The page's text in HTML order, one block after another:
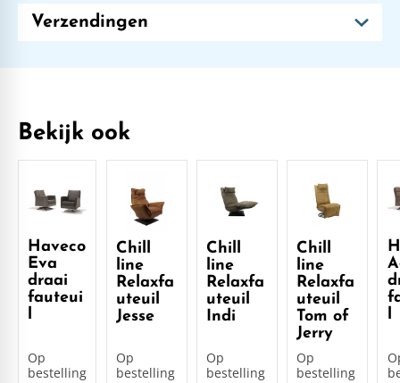
Verzendingen
Bekijk ook
Haveco
Eva
draai
fauteui
Op
bestelling
Chill
line
Relaxfa
uteuil
Jesse
Op
bestelling
Chill
line
Relaxfa
uteuil
Indi
Op
bestelling
Chill
line
Relaxfa
uteuil
Tom of
Jerry
Op
bestelling